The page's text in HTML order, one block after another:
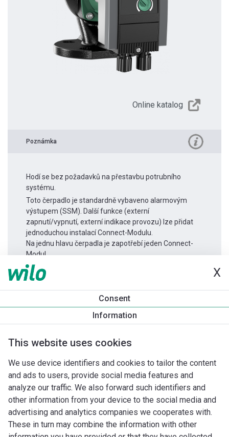
X
Consent
Information
This website uses cookies
We use device identifiers and cookies to tailor the content
and ads to users, provide social media features and
analyze our traffic. We also forward such identifiers and
other information from your device to the social media and
advertising and analytics companies we cooperates with.
These in turn may combine the information with other
Online katalog
Poznámka
Hodí se bez požadavků na přestavbu potrubního
systému.
Toto čerpadlo je standardně vybaveno alarmovým
výstupem (SSM). Další funkce (externí
zapnutí/vypnutí, externí indikace provozu) lze přidat
jednoduchou instalací Connect-Modulu.
Na jednu hlavu čerpadla je zapotřebí jeden Connect-
Modul.
Informace o produktu